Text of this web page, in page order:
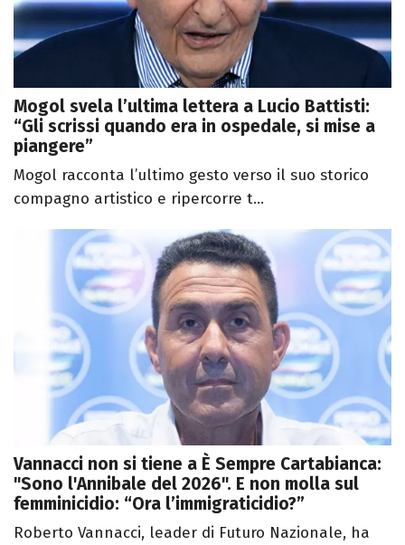
Mogol svela l’ultima lettera a Lucio Battisti:
“Gli scrissi quando era in ospedale, si mise a
piangere”
Mogol racconta l’ultimo gesto verso il suo storico
compagno artistico e ripercorre t...
Vannacci non si tiene a È Sempre Cartabianca:
"Sono l'Annibale del 2026". E non molla sul
femminicidio: “Ora l’immigraticidio?”
Roberto Vannacci, leader di Futuro Nazionale, ha